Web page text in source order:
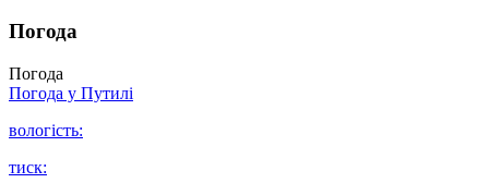
Погода
Погода
Погода у Путилі
вологість:
тиск: